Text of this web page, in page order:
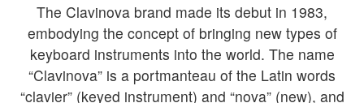
The Clavinova brand made its debut in 1983,
embodying the concept of bringing new types of
keyboard instruments into the world. The name
“Clavinova” is a portmanteau of the Latin words
“clavier” (keyed instrument) and “nova” (new), and